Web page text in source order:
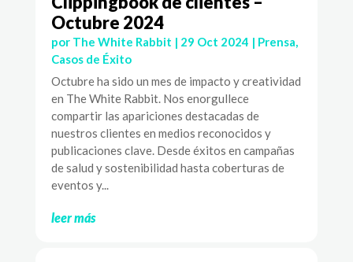
Octubre 2024
por The White Rabbit | 29 Oct 2024 | Prensa,
Casos de Éxito
Octubre ha sido un mes de impacto y creatividad
en The White Rabbit. Nos enorgullece
compartir las apariciones destacadas de
nuestros clientes en medios reconocidos y
publicaciones clave. Desde éxitos en campañas
de salud y sostenibilidad hasta coberturas de
eventos y...
leer más